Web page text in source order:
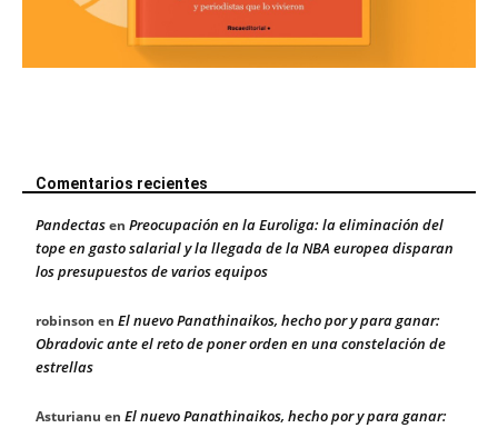
Comentarios recientes
Pandectasen Preocupación en la Euroliga: la eliminación del
tope en gasto salarial y la llegada de la NBA europea disparan
los presupuestos de varios equipos
robinson en El nuevo Panathinaikos, hecho por y para ganar:
Obradovic ante el reto de poner orden en una constelación de
estrellas
Asturianu en El nuevo Panathinaikos, hecho por y para ganar: